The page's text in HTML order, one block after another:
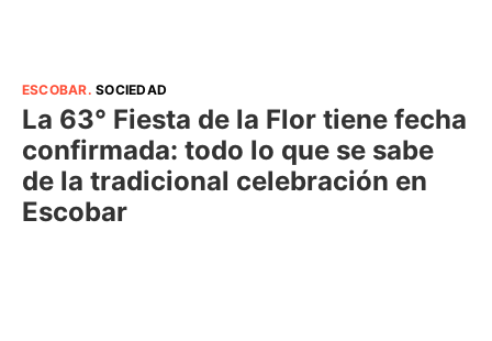
ESCOBAR.SOCIEDAD
La 63° Fiesta de la Flor tiene fecha
confirmada: todo lo que se sabe
de la tradicional celebración en
Escobar